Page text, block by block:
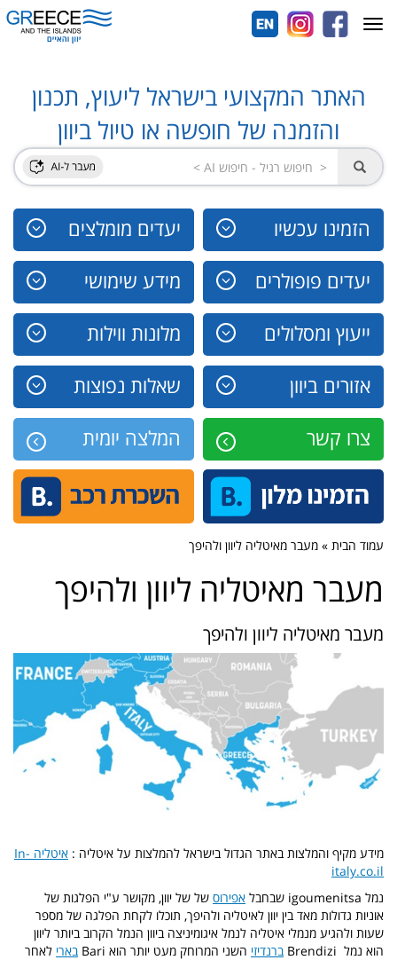
האתר המקצועי בישראל ליעוץ, תכנון
והזמנה של חופשה או טיול ביוון
הזמינו עכשיו יעדים מומלצים
יעדים פופולרים מידע שימושי
ייעוץ ומסלולים מלונות ווילות
אזורים ביוון שאלות נפוצות
צרו קשר המלצה יומית
Toggle
navigation
עמוד הבית » מעבר מאיטליה ליוון ולהיפך
מעבר מאיטליה ליוון ולהיפך
מעבר מאיטליה ליוון ולהיפך
מידע מקיף והמלצות באתר הגדול בישראל להמלצות על איטליה :
איטליה In-
italy.co.il
נמל igoumenitsa שבחבל
אפירוס של של יוון, מקושר ע"י הפלגות של
אוניות גדולות מאד בין יוון לאיטליה ולהיפך, תוכלו לקחת הפלגה של מספר
שעות ולהגיע מנמלי איטליה לנמל איגומיניצה ביוון הנמל הקרוב ביותר ליוון
הוא נמל Brendizi
ברנדיזי השני המרוחק מעט יותר הוא Bari בארי לאחר